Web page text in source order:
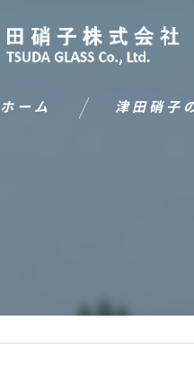
ホーム 津田硝子